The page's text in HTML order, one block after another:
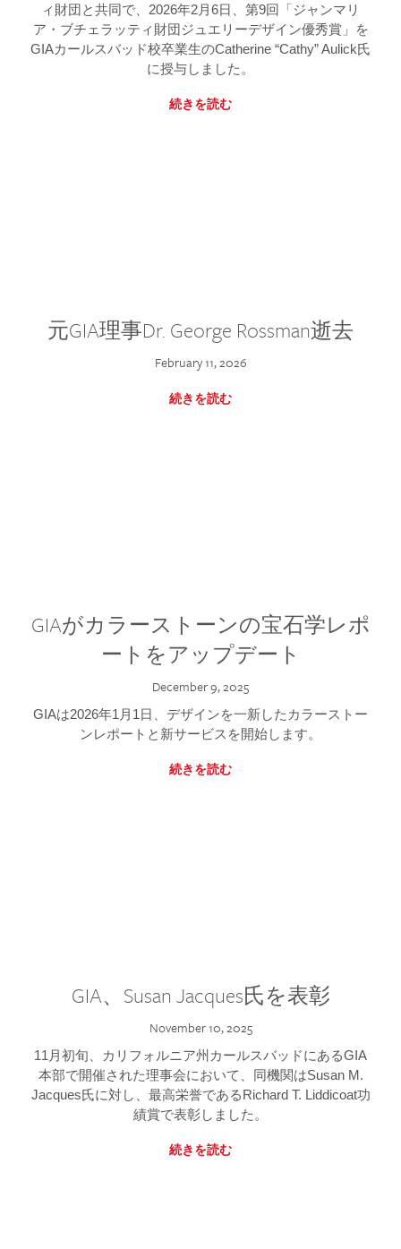
ィ財団と共同で、2026年2月6日、第9回「ジャンマリ
ア・ブチェラッティ財団ジュエリーデザイン優秀賞」を
GIAカールスバッド校卒業生のCatherine “Cathy” Aulick氏
に授与しました。
続きを読む
元GIA理事Dr. George Rossman逝去
February 11, 2026
続きを読む
GIAがカラーストーンの宝石学レポ
ートをアップデート
December 9, 2025
GIAは2026年1月1日、デザインを一新したカラーストー
ンレポートと新サービスを開始します。
続きを読む
GIA、Susan Jacques氏を表彰
November 10, 2025
11月初旬、カリフォルニア州カールスバッドにあるGIA
本部で開催された理事会において、同機関はSusan M.
Jacques氏に対し、最高栄誉であるRichard T. Liddicoat功
績賞で表彰しました。
続きを読む